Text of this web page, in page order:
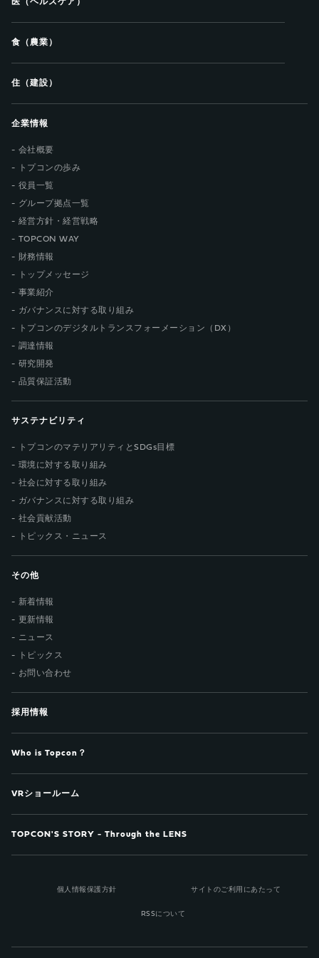
医（ヘルスケア）
食（農業）
住（建設）
企業情報
会社概要
トプコンの歩み
役員一覧
グループ拠点一覧
経営方針・経営戦略
TOPCON WAY
財務情報
トップメッセージ
事業紹介
ガバナンスに対する取り組み
トプコンのデジタルトランスフォーメーション（DX）
調達情報
研究開発
品質保証活動
サステナビリティ
トプコンのマテリアリティとSDGs目標
環境に対する取り組み
社会に対する取り組み
ガバナンスに対する取り組み
社会貢献活動
トピックス・ニュース
その他
新着情報
更新情報
ニュース
トピックス
お問い合わせ
採用情報
Who is Topcon？
VRショールーム
TOPCON'S STORY - Through the LENS
個人情報保護方針 サイトのご利用にあたって
RSSについて